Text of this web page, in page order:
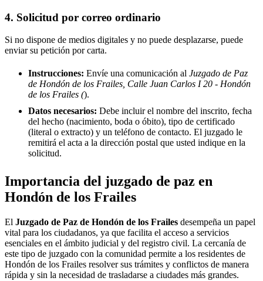
4. Solicitud por correo ordinario
Si no dispone de medios digitales y no puede desplazarse, puede
enviar su petición por carta.
Instrucciones: Envíe una comunicación al Juzgado de Paz
de Hondón de los Frailes, Calle Juan Carlos I 20 - Hondón
de los Frailes ().
Datos necesarios: Debe incluir el nombre del inscrito, fecha
del hecho (nacimiento, boda o óbito), tipo de certificado
(literal o extracto) y un teléfono de contacto. El juzgado le
remitirá el acta a la dirección postal que usted indique en la
solicitud.
Importancia del juzgado de paz en
Hondón de los Frailes
El Juzgado de Paz de Hondón de los Frailes desempeña un papel
vital para los ciudadanos, ya que facilita el acceso a servicios
esenciales en el ámbito judicial y del registro civil. La cercanía de
este tipo de juzgado con la comunidad permite a los residentes de
Hondón de los Frailes resolver sus trámites y conflictos de manera
rápida y sin la necesidad de trasladarse a ciudades más grandes.